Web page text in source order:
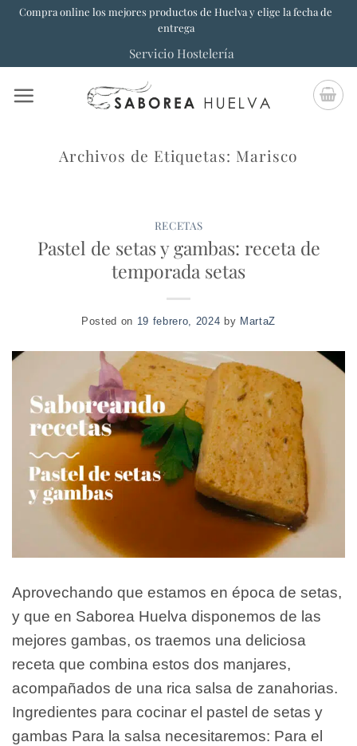
SaltarCompra online los mejores productos de Huelva y elige la fecha de
entrega
Servicio Hostelería
Archivos de Etiquetas: Marisco
RECETAS
Pastel de setas y gambas: receta de
temporada setas
Posted on 19 febrero, 2024 by MartaZ
Aprovechando que estamos en época de setas,
y que en Saborea Huelva disponemos de las
mejores gambas, os traemos una deliciosa
receta que combina estos dos manjares,
acompañados de una rica salsa de zanahorias.
Ingredientes para cocinar el pastel de setas y
gambas Para la salsa necesitaremos: Para el